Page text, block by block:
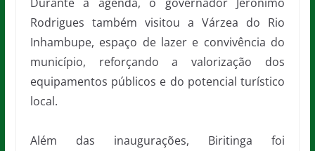
Rodrigues também visitou a Várzea do Rio
Inhambupe, espaço de lazer e convivência do
município, reforçando a valorização dos
equipamentos públicos e do potencial turístico
local.
Além das inaugurações, Biritinga foi